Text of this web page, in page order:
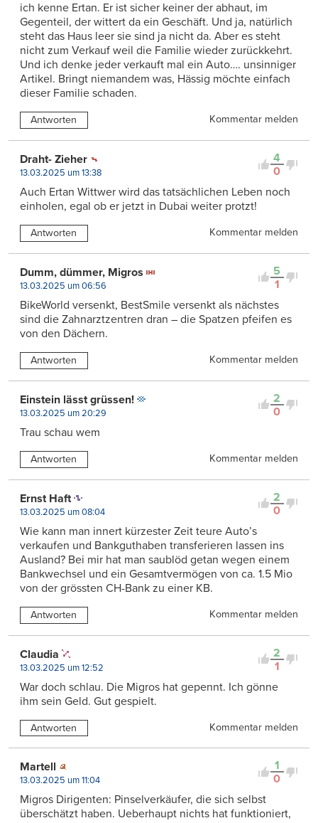
ich kenne Ertan. Er ist sicher keiner der abhaut, im
Gegenteil, der wittert da ein Geschäft. Und ja, natürlich
steht das Haus leer sie sind ja nicht da. Aber es steht
nicht zum Verkauf weil die Familie wieder zurückkehrt.
Und ich denke jeder verkauft mal ein Auto…. unsinniger
Artikel. Bringt niemandem was, Hässig möchte einfach
dieser Familie schaden.
Antworten Kommentar melden
4
0
Draht- Zieher
13.03.2025 um 13:38
Auch Ertan Wittwer wird das tatsächlichen Leben noch
einholen, egal ob er jetzt in Dubai weiter protzt!
Antworten Kommentar melden
5
1
Dumm, dümmer, Migros
13.03.2025 um 06:56
BikeWorld versenkt, BestSmile versenkt als nächstes
sind die Zahnarztzentren dran – die Spatzen pfeifen es
von den Dächern.
Antworten Kommentar melden
2
0
Einstein lässt grüssen!
13.03.2025 um 20:29
Trau schau wem
Antworten Kommentar melden
2
0
Ernst Haft
13.03.2025 um 08:04
Wie kann man innert kürzester Zeit teure Auto’s
verkaufen und Bankguthaben transferieren lassen ins
Ausland? Bei mir hat man saublöd getan wegen einem
Bankwechsel und ein Gesamtvermögen von ca. 1.5 Mio
von der grössten CH-Bank zu einer KB.
Antworten Kommentar melden
2
1
Claudia
13.03.2025 um 12:52
War doch schlau. Die Migros hat gepennt. Ich gönne
ihm sein Geld. Gut gespielt.
Antworten Kommentar melden
1
0
Martell
13.03.2025 um 11:04
Migros Dirigenten: Pinselverkäufer, die sich selbst
überschätzt haben. Ueberhaupt nichts hat funktioniert,